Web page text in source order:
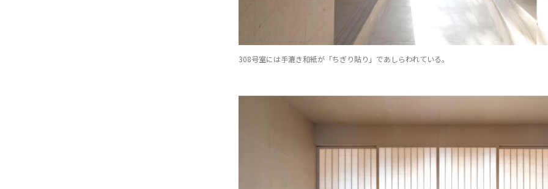
308号室には手漉き和紙が「ちぎり貼り」であしらわれている。